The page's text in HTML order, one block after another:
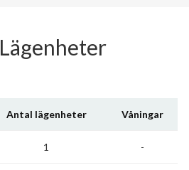
Lägenheter
Antal lägenheter Våningar
1 -